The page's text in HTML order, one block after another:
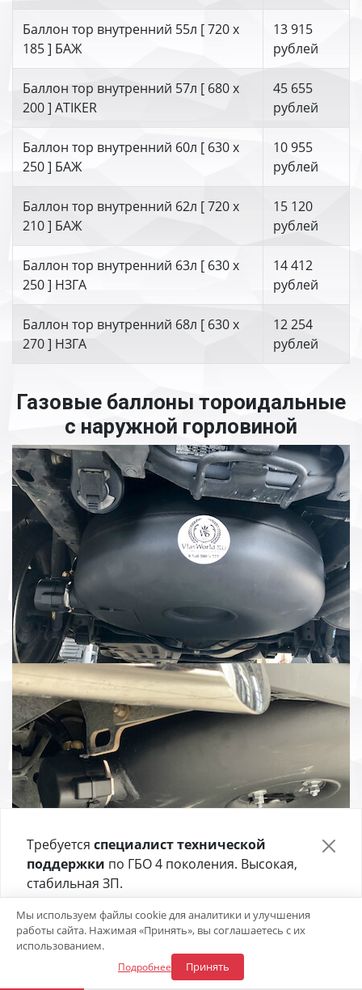
Баллон тор внутренний 55л [ 720 х
185 ] БАЖ
13 915
рублей
Баллон тор внутренний 57л [ 680 х
200 ] ATIKER
45 655
рублей
Баллон тор внутренний 60л [ 630 х
250 ] БАЖ
10 955
рублей
Баллон тор внутренний 62л [ 720 х
210 ] БАЖ
15 120
рублей
Баллон тор внутренний 63л [ 630 х
250 ] НЗГА
14 412
рублей
Баллон тор внутренний 68л [ 630 х
270 ] НЗГА
12 254
рублей
Газовые баллоны тороидальные
с наружной горловиной
Мы используем файлы cookie для аналитики и улучшения
работы сайта. Нажимая «Принять», вы соглашаетесь с их
использованием.
Подробнее Принять
Требуется специалист технической
поддержки по ГБО 4 поколения. Высокая,
стабильная ЗП.
Отправьте своё резюме в форме ниже 👇
Откликнуться на вакансию